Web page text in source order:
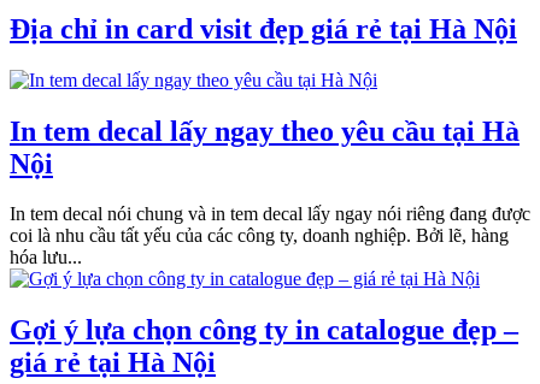
Địa chỉ in card visit đẹp giá rẻ tại Hà Nội
In tem decal lấy ngay theo yêu cầu tại Hà
Nội
In tem decal nói chung và in tem decal lấy ngay nói riêng đang được
coi là nhu cầu tất yếu của các công ty, doanh nghiệp. Bởi lẽ, hàng
hóa lưu...
Gợi ý lựa chọn công ty in catalogue đẹp –
giá rẻ tại Hà Nội